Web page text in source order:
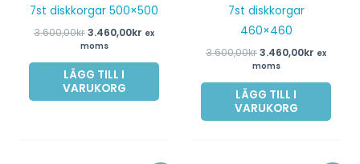
7st diskkorgar 500×500
3.600,00kr3.460,00kr ex
moms
LÄGG TILL I
VARUKORG
7st diskkorgar
460×460
3.600,00kr3.460,00kr ex
moms
LÄGG TILL I
VARUKORG